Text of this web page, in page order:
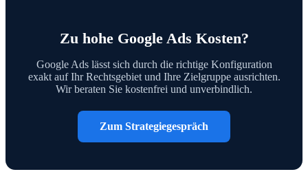
Zu hohe Google Ads Kosten?
Google Ads lässt sich durch die richtige Konfiguration
exakt auf Ihr Rechtsgebiet und Ihre Zielgruppe ausrichten.
Wir beraten Sie kostenfrei und unverbindlich.
Zum Strategiegespräch